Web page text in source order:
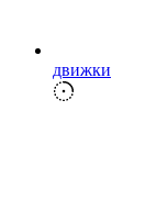
движки